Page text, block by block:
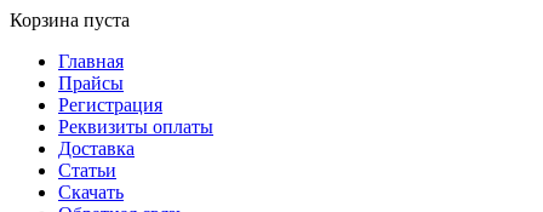
Корзина пуста
Главная
Прайсы
Регистрация
Реквизиты оплаты
Доставка
Статьи
Скачать